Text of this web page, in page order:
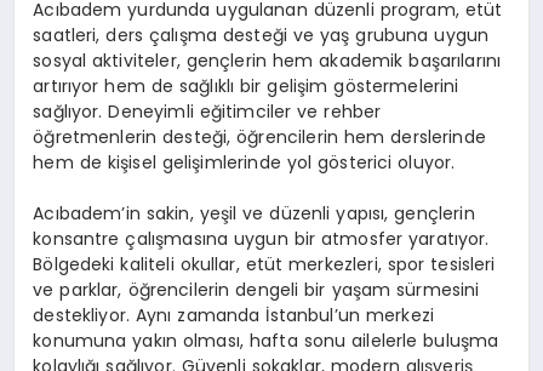
Acıbadem yurdunda uygulanan düzenli program, etüt
saatleri, ders çalışma desteği ve yaş grubuna uygun
sosyal aktiviteler, gençlerin hem akademik başarılarını
artırıyor hem de sağlıklı bir gelişim göstermelerini
sağlıyor. Deneyimli eğitimciler ve rehber
öğretmenlerin desteği, öğrencilerin hem derslerinde
hem de kişisel gelişimlerinde yol gösterici oluyor.
Acıbadem’in sakin, yeşil ve düzenli yapısı, gençlerin
konsantre çalışmasına uygun bir atmosfer yaratıyor.
Bölgedeki kaliteli okullar, etüt merkezleri, spor tesisleri
ve parklar, öğrencilerin dengeli bir yaşam sürmesini
destekliyor. Aynı zamanda İstanbul’un merkezi
konumuna yakın olması, hafta sonu ailelerle buluşma
kolaylığı sağlıyor. Güvenli sokaklar, modern alışveriş